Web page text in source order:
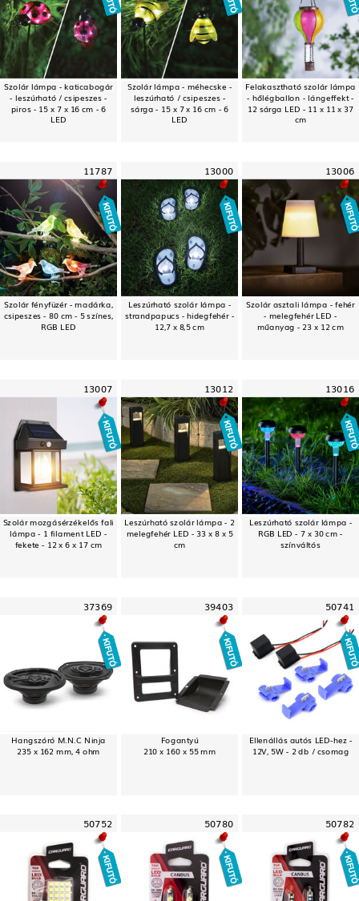
Szolár lámpa - katicabogár
- leszúrható / csipeszes -
piros - 15 x 7 x 16 cm - 6
LED
Szolár lámpa - méhecske -
leszúrható / csipeszes -
sárga - 15 x 7 x 16 cm - 6
LED
Felakasztható szolár lámpa
- hőlégballon - lángeffekt -
12 sárga LED - 11 x 11 x 37
cm
11787
Szolár fényfüzér - madárka,
csipeszes - 80 cm - 5 színes,
RGB LED
13000
Leszúrható szolár lámpa -
strandpapucs - hidegfehér -
12,7 x 8,5 cm
13006
Szolár asztali lámpa - fehér
- melegfehér LED -
műanyag - 23 x 12 cm
13007
Szolár mozgásérzékelős fali
lámpa - 1 filament LED -
fekete - 12 x 6 x 17 cm
13012
Leszúrható szolár lámpa - 2
melegfehér LED - 33 x 8 x 5
cm
13016
Leszúrható szolár lámpa -
RGB LED - 7 x 30 cm -
színváltós
37369
Hangszóró M.N.C Ninja
235 x 162 mm, 4 ohm
39403
Fogantyú
210 x 160 x 55 mm
50741
Ellenállás autós LED-hez -
12V, 5W - 2 db / csomag
50752 50780 50782